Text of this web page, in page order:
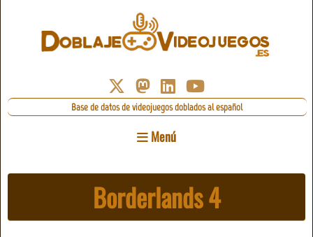
Base de datos de videojuegos doblados al español
Menú
Borderlands 4